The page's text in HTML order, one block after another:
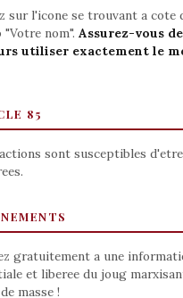
sur l'icone se trouvant a cote
"Votre nom". Assurez-vous de
utiliser exactement le
85
sont susceptibles d'etre
gratuitement a une
et liberee du joug
masse !